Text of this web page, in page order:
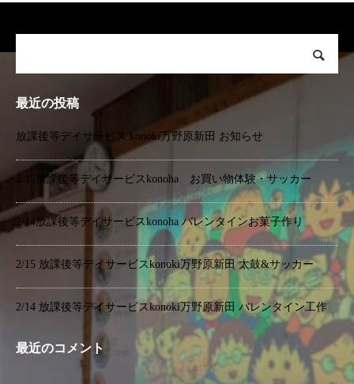
最近の投稿
放課後等デイサービス konoki万野原新田 お知らせ
2/15放課後等デイサービスkonoha お買い物体験・サッカー
2/14放課後等デイサービスkonoha バレンタインお菓子作り
2/15 放課後等デイサービスkonoki万野原新田 太鼓&サッカー
2/14 放課後等デイサービスkonoki万野原新田 バレンタイン工作
最近のコメント